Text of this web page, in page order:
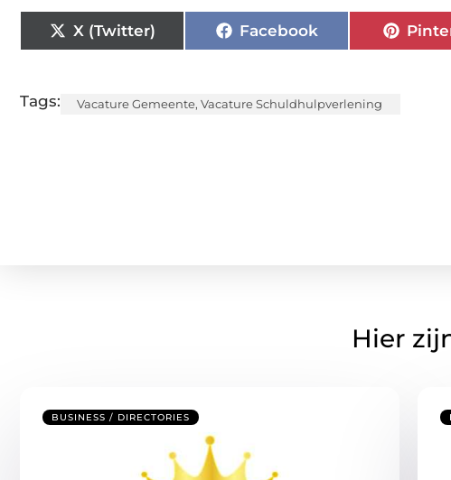
X (Twitter) Facebook
Tags: Vacature Gemeente, Vacature Schuldhulpverlening
Hier
BUSINESS / DIRECTORIES